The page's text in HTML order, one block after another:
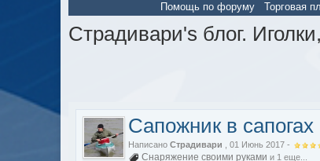
Помощь по форуму Торговая
Страдивари's блог.
Сапожник в сапогах
НаписаноСтрадивари , 01 Июнь 2017 -
Снаряжение своими руками и 1 еще...